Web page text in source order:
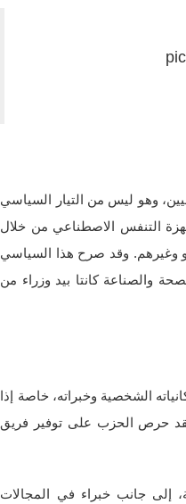
وهو ليس من التيار السياسي
التنفس الاصطناعي من خلال
وغيرهم. وقد صرح هذا السياسي
والصناعة كانتا بيد وزراء من
الشخصية وخبراته، خاصة إذا
حرص الحزب على توفير فريق
إلى جانب خبراء في المجالات